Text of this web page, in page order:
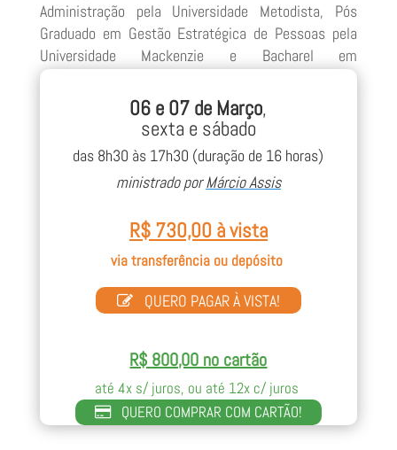
Administração pela Universidade Metodista, Pós
Graduado em Gestão Estratégica de Pessoas pela
Universidade Mackenzie e Bacharel em
Veja o perfil completo, clique aqui.
06 e 07 de Março,
sexta e sábado
das 8h30 às 17h30 (duração de 16 horas)
ministrado porMárcio Assis
R$ 730,00 à vista
via transferência ou depósito
QUERO PAGAR À VISTA!
R$ 800,00 no cartão
até 4x s/ juros, ou até 12x c/ juros
QUERO COMPRAR COM CARTÃO!